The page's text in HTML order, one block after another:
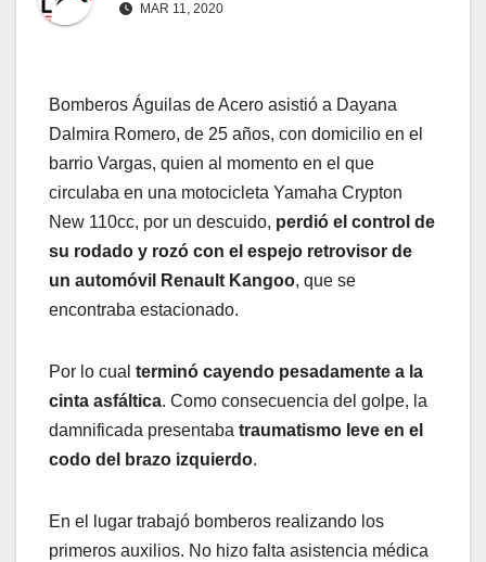
MAR 11, 2020
Bomberos Águilas de Acero asistió a Dayana
Dalmira Romero, de 25 años, con domicilio en el
barrio Vargas, quien al momento en el que
circulaba en una motocicleta Yamaha Crypton
New 110cc, por un descuido, perdió el control de
su rodado y rozó con el espejo retrovisor de
un automóvil Renault Kangoo, que se
encontraba estacionado.
Por lo cual terminó cayendo pesadamente a la
cinta asfáltica. Como consecuencia del golpe, la
damnificada presentaba traumatismo leve en el
codo del brazo izquierdo.
En el lugar trabajó bomberos realizando los
primeros auxilios. No hizo falta asistencia médica